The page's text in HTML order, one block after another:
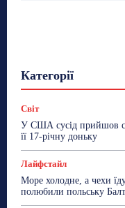
Категорії
Світ
У США сусід прийшов
її 17-річну доньку
Лайфстайл
Море холодне, а чехи
полюбили польську